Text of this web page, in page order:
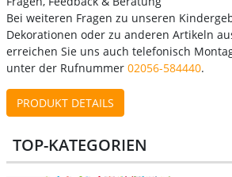
Bei weiteren Fragen zu unseren
Dekorationen oder zu anderen Artikeln
erreichen Sie uns auch telefonisch
unter der Rufnummer 02056-584440.
PRODUKT DETAILS
TOP-KATEGORIEN